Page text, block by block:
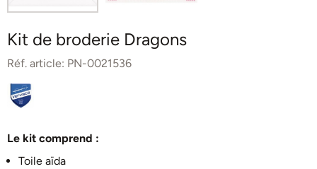
Kit de broderie Dragons
Réf. article: PN-0021536
Le kit comprend :
Toile aïda